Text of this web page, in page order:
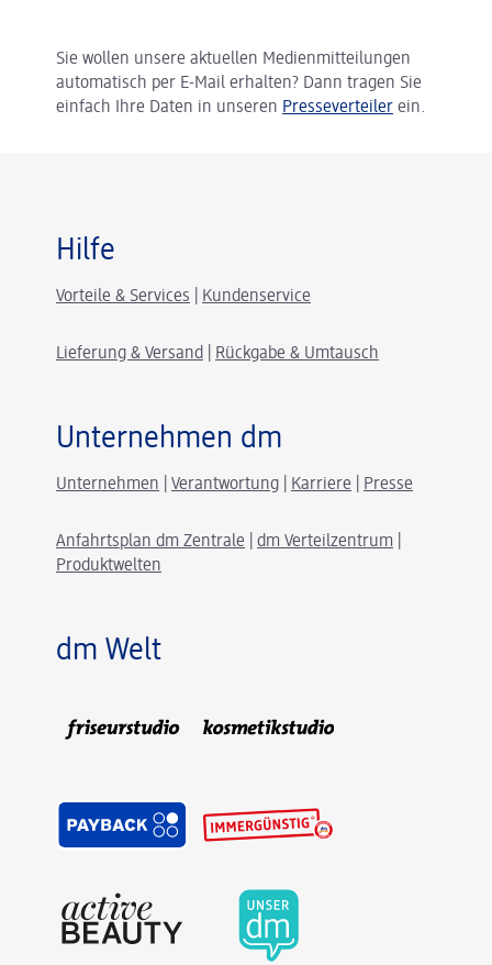
Sie wollen unsere aktuellen Medienmitteilungen
automatisch per E-Mail erhalten? Dann tragen Sie
einfach Ihre Daten in unseren Presseverteiler ein.
Hilfe
Vorteile & Services Kundenservice
Lieferung & Versand Rückgabe & Umtausch
Unternehmen dm
Unternehmen Verantwortung Karriere Presse
Anfahrtsplan dm Zentrale dm Verteilzentrum
Produktwelten
dm Welt